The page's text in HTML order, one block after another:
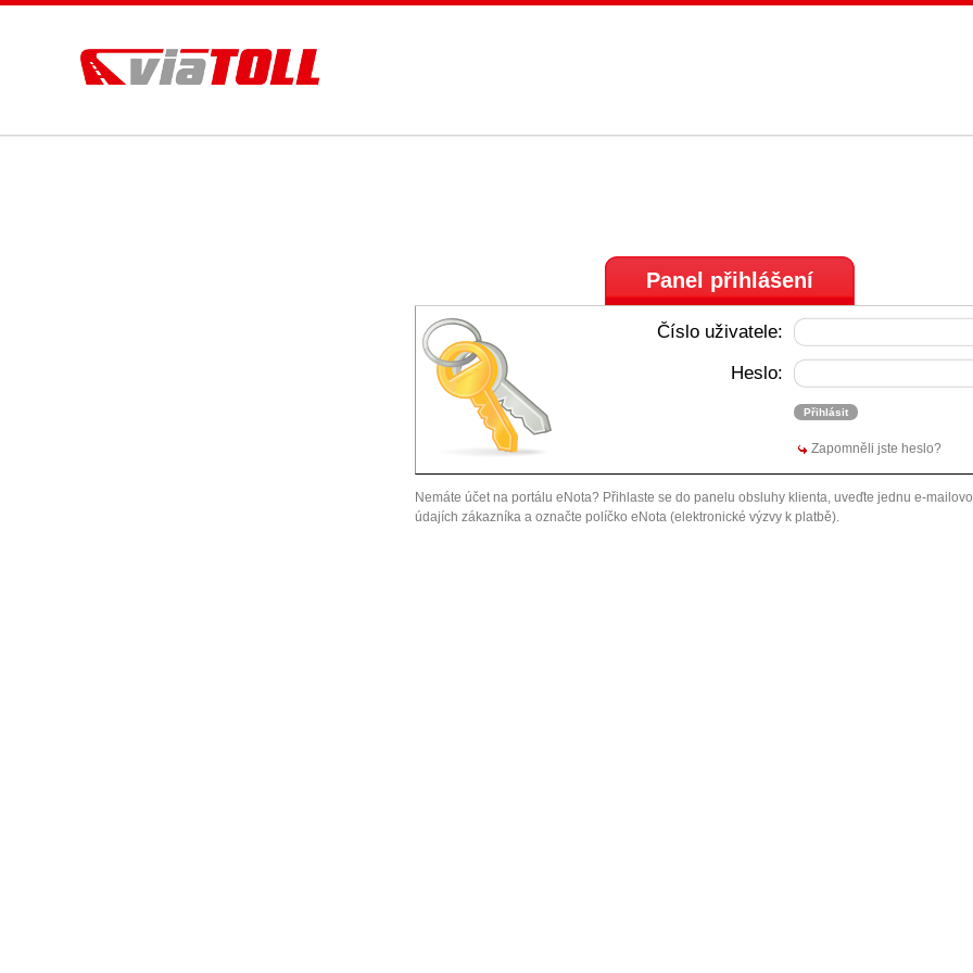
Panel přihlášení
Číslo uživatele:
Heslo:
Zapomněli jste heslo?
Nemáte účet na portálu eNota? Přihlaste se do panelu obsluhy klienta, uveďte jednu e-
údajích zákazníka a označte políčko eNota (elektronické výzvy k platbě).